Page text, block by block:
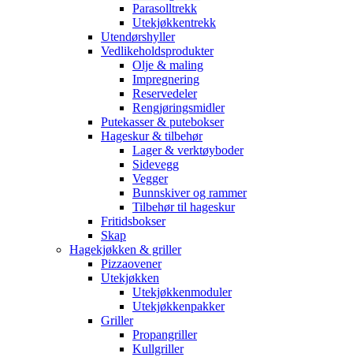
Parasolltrekk
Utekjøkkentrekk
Utendørshyller
Vedlikeholdsprodukter
Olje & maling
Impregnering
Reservedeler
Rengjøringsmidler
Putekasser & putebokser
Hageskur & tilbehør
Lager & verktøyboder
Sidevegg
Vegger
Bunnskiver og rammer
Tilbehør til hageskur
Fritidsbokser
Skap
Hagekjøkken & griller
Pizzaovener
Utekjøkken
Utekjøkkenmoduler
Utekjøkkenpakker
Griller
Propangriller
Kullgriller